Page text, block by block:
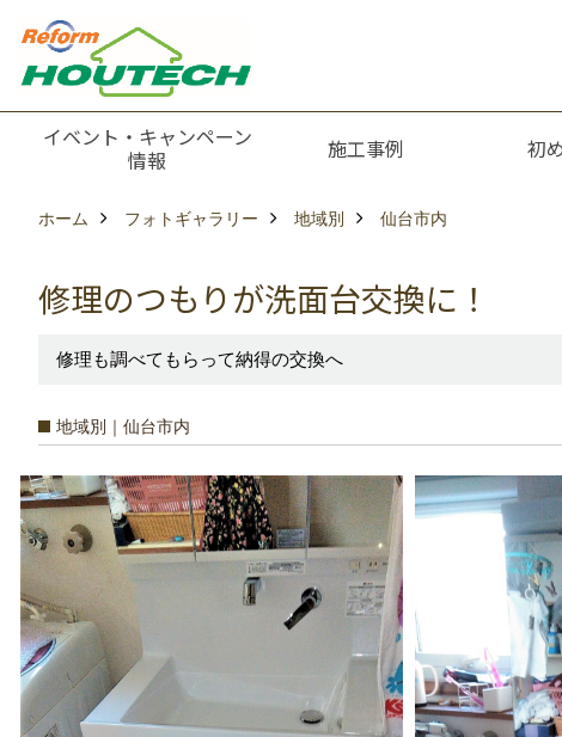
イベント・キャンペーン
情報
施工事例 初
ホーム フォトギャラリー 地域別 仙台市内
修理のつもりが洗面台交換に！
修理も調べてもらって納得の交換へ
地域別｜仙台市内